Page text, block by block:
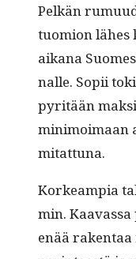
Pelkän
tuomion läh­es
aikana
nalle. Sopii
pyritään
min­i­moimaan
mitattuna.
Korkeampia
min. Kaavas­sa
enää